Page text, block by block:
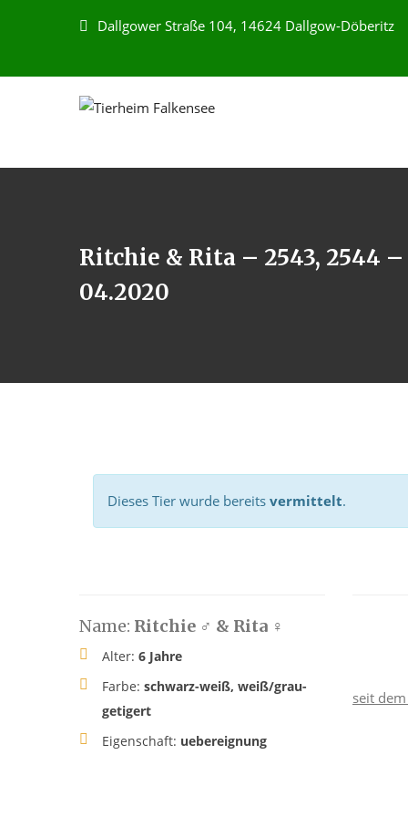
Dallgower Straße 104, 14624 Dallgow-Döberitz
Ritchie & Rita – 2543, 2544
04.2020
Dieses Tier wurde bereits vermittelt.
Name: Ritchie ♂ & Rita ♀
Alter: 6 Jahre
Farbe: schwarz-weiß, weiß/grau-
getigert
Eigenschaft: uebereignung
seit